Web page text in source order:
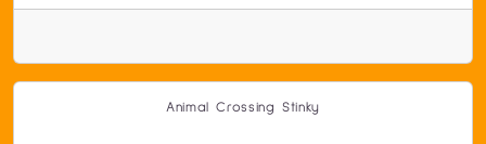
Animal Crossing Stinky